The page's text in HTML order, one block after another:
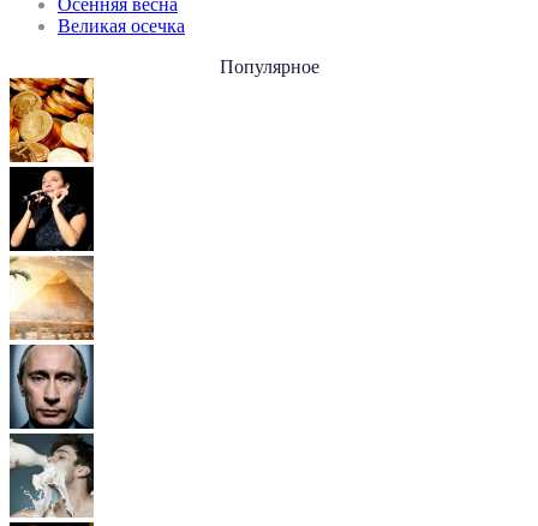
Великая осечка
Популярное